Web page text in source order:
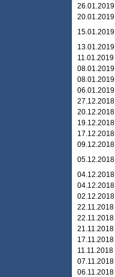
26.01.2019
20.01.2019
15.01.2019
13.01.2019
11.01.2019
08.01.2019
08.01.2019
06.01.2019
27.12.2018
20.12.2018
19.12.2018
17.12.2018
09.12.2018
05.12.2018
04.12.2018
04.12.2018
02.12.2018
22.11.2018
22.11.2018
21.11.2018
17.11.2018
11.11.2018
07.11.2018
06.11.2018